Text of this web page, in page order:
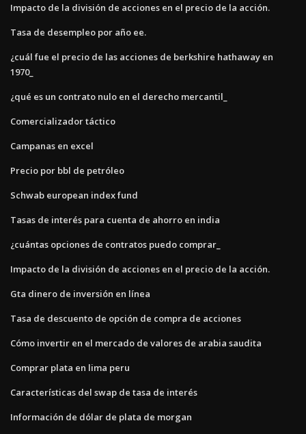
Impacto de la división de acciones en el precio de la acción.
Tasa de desempleo por año ee.
¿cuál fue el precio de las acciones de berkshire hathaway en
1970_
¿qué es un contrato nulo en el derecho mercantil_
Comercializador táctico
Campanas en excel
Precio por bbl de petróleo
Schwab european index fund
Tasas de interés para cuenta de ahorro en india
¿cuántas opciones de contratos puedo comprar_
Impacto de la división de acciones en el precio de la acción.
Gta dinero de inversión en línea
Tasa de descuento de opción de compra de acciones
Cómo invertir en el mercado de valores de arabia saudita
Comprar plata en lima peru
Características del swap de tasa de interés
Información de dólar de plata de morgan